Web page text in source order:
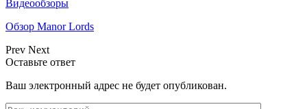
Видеообзоры
Обзор Manor Lords
Prev Next
Оставьте ответ
Ваш электронный адрес не будет опубликован.